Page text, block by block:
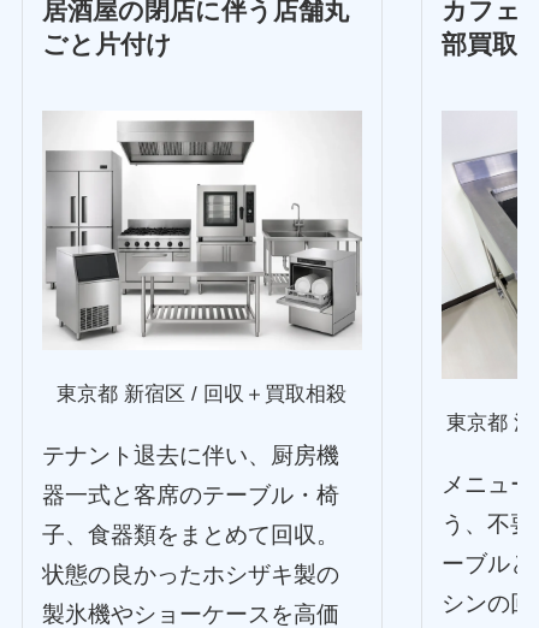
居酒屋の閉店に伴う店舗丸
ごと片付け
東京都 新宿区 / 回収＋買取相殺
テナント退去に伴い、厨房機
器一式と客席のテーブル・椅
子、食器類をまとめて回収。
状態の良かったホシザキ製の
製氷機やショーケースを高価
カフェ
部買取
東京都
メニュ
う、不
ーブル
シンの